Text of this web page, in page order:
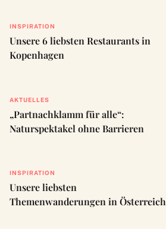
INSPIRATION
Unsere 6 liebsten Restaurants in
Kopenhagen
AKTUELLES
„Partnachklamm für alle“:
Naturspektakel ohne Barrieren
INSPIRATION
Unsere liebsten
Themenwanderungen in Österreich